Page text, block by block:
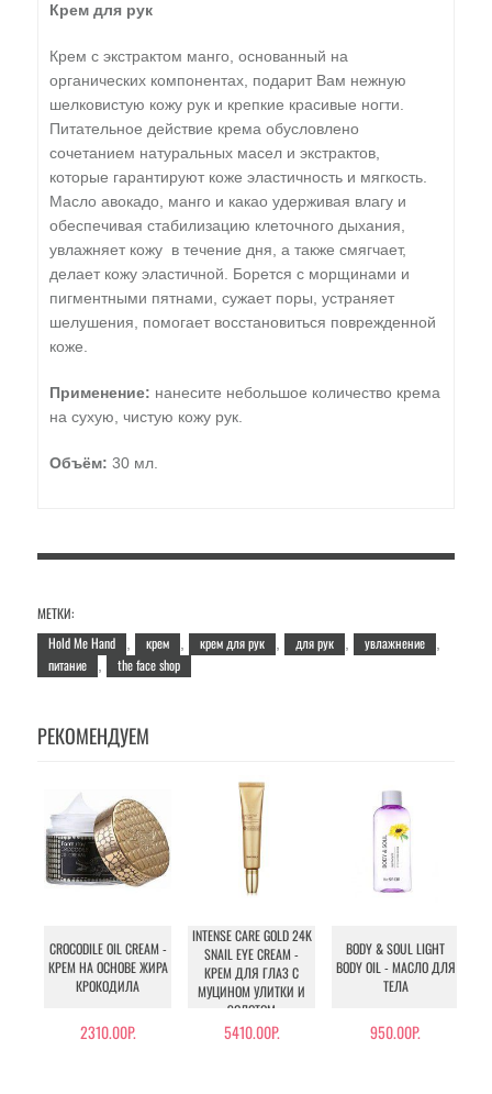
Крем для рук
Крем с экстрактом манго, основанный на
органических компонентах, подарит Вам нежную
шелковистую кожу рук и крепкие красивые ногти.
Питательное действие крема обусловлено
сочетанием натуральных масел и экстрактов,
которые гарантируют коже эластичность и мягкость.
Масло авокадо, манго и какао удерживая влагу и
обеспечивая стабилизацию клеточного дыхания,
увлажняет кожу в течение дня, а также смягчает,
делает кожу эластичной. Борется с морщинами и
пигментными пятнами, сужает поры, устраняет
шелушения, помогает восстановиться поврежденной
коже.
Применение: нанесите небольшое количество крема
на сухую, чистую кожу рук.
Объём: 30 мл.
МЕТКИ:
Hold Me Hand
крем крем для рук для рук увлажнение
питание the face shop
РЕКОМЕНДУЕМ
CROCODILE OIL CREAM -
КРЕМ НА ОСНОВЕ ЖИРА
КРОКОДИЛА
2310.00Р.
INTENSE CARE GOLD 24K
SNAIL EYE CREAM -
КРЕМ ДЛЯ ГЛАЗ С
МУЦИНОМ УЛИТКИ И
ЗОЛОТОМ
5410.00Р.
BODY & SOUL LIGHT
BODY OIL - МАСЛО ДЛЯ
ТЕЛА
950.00Р.